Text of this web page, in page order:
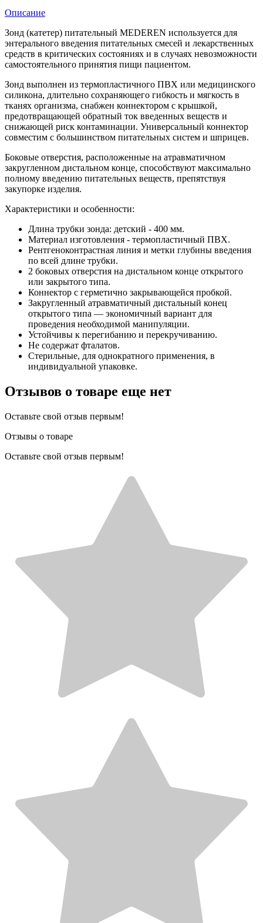
Описание
Зонд (катетер) питательный MEDEREN используется для
энтерального введения питательных смесей и лекарственных
средств в критических состояниях и в случаях невозможности
самостоятельного принятия пищи пациентом.
Зонд выполнен из термопластичного ПВХ или медицинского
силикона, длительно сохраняющего гибкость и мягкость в
тканях организма, снабжен коннектором с крышкой,
предотвращающей обратный ток введенных веществ и
снижающей риск контаминации. Универсальный коннектор
совместим с большинством питательных систем и шприцев.
Боковые отверстия, расположенные на атравматичном
закругленном дистальном конце, способствуют максимально
полному введению питательных веществ, препятствуя
закупорке изделия.
Характеристики и особенности:
Длина трубки зонда: детский - 400 мм.
Материал изготовления - термопластичный ПВХ.
Рентгеноконтрастная линия и метки глубины введения
по всей длине трубки.
2 боковых отверстия на дистальном конце открытого
или закрытого типа.
Коннектор с герметично закрывающейся пробкой.
Закругленный атравматичный дистальный конец
открытого типа — экономичный вариант для
проведения необходимой манипуляции.
Устойчивы к перегибанию и перекручиванию.
Не содержат фталатов.
Стерильные, для однократного применения, в
индивидуальной упаковке.
Отзывов о товаре еще нет
Оставьте свой отзыв первым!
Отзывы о товаре
Оставьте свой отзыв первым!